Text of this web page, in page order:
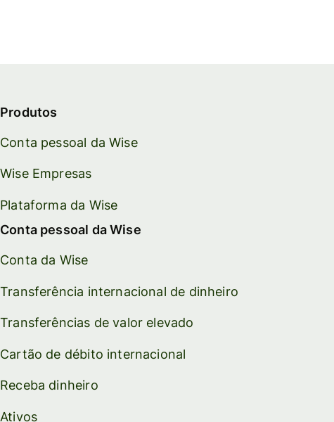
Produtos
Conta pessoal da Wise
Wise Empresas
Plataforma da Wise
Conta pessoal da Wise
Conta da Wise
Transferência internacional de dinheiro
Transferências de valor elevado
Cartão de débito internacional
Receba dinheiro
Ativos